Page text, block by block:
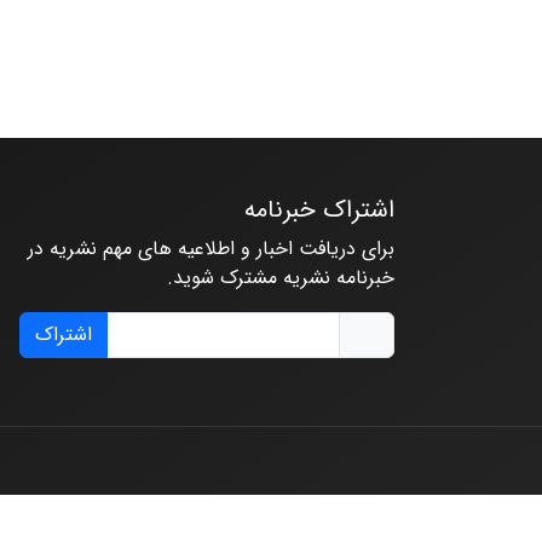
اشتراک خبرنامه
برای دریافت اخبار و اطلاعیه های مهم نشریه در
خبرنامه نشریه مشترک شوید.
اشتراک